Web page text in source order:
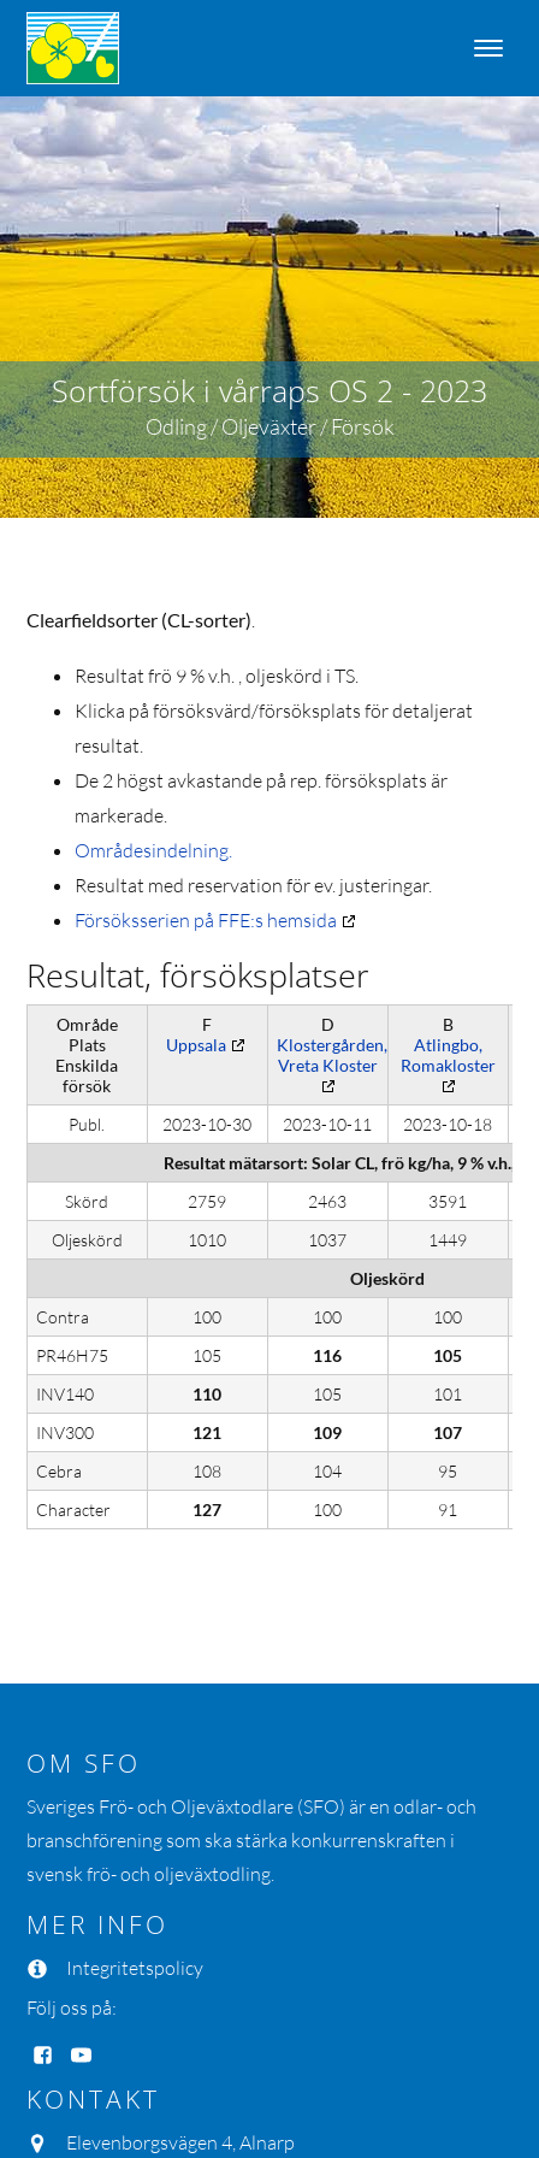
Sortförsök i vårraps OS 2 - 2023
Odling / Oljeväxter / Försök
Clearfieldsorter (CL-sorter).
Resultat frö 9 % v.h. , oljeskörd i TS.
Klicka på försöksvärd/försöksplats för detaljerat
resultat.
De 2 högst avkastande på rep. försöksplats är
markerade.
Områdesindelning.
Resultat med reservation för ev. justeringar.
Försöksserien på FFE:s hemsida
Resultat, försöksplatser
Område
Plats
Enskilda
försök
F
Uppsala
D
Klostergården,
Vreta Kloster
B
Atlingbo,
Romakloster
Publ. 2023-10-30 2023-10-11 2023-10-18
Resultat mätarsort: Solar CL, frö kg/ha, 9 % v.h.,
Skörd
2759 2463
3591
Oljeskörd
1010 1037
1449
Oljeskörd
Contra
100 100
100
PR46H75
105 116
105
INV140
110 105
101
INV300
121 109
107
Cebra
108 104
95
Character
127 100 91
OM SFO
Sveriges Frö- och Oljeväxtodlare (SFO) är en odlar- och
branschförening som ska stärka konkurrenskraften i
svensk frö- och oljeväxtodling.
MER INFO
Integritetspolicy
Följ oss på:
KONTAKT
Elevenborgsvägen 4, Alnarp